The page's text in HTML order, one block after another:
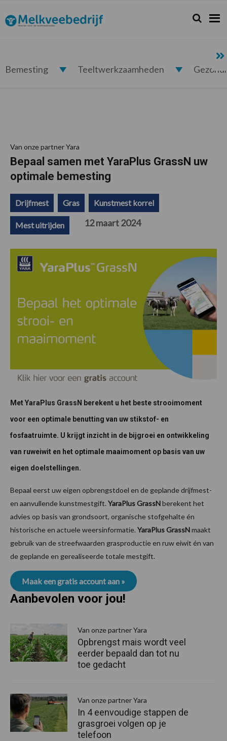
de
hoofdnavigatie
de
hoofd
de
eerste
de
voettekst
Melkveebedrijf.nl Zoeken...
Zoek
Bemesting Teeltwerkzaamheden
Van onze partner Yara
Bepaal samen met YaraPlus GrassN uw
optimale bemesting
Drijfmest Gras Kunstmest korrel
Mest uitrijden 12 maart 2024
Met YaraPlus GrassN berekent u het beste strooimoment
voor een optimale benutting van uw stikstof- en
fosfaatruimte. U krijgt inzicht in de bijgroei en ontwikkeling
van ruweiwit en het optimale maaimoment op basis van uw
eigen doelstellingen.
Bepaal eerst uw eigen opbrengstdoel en de geplande drijfmest-
en aanvullende kunstmestgift. YaraPlus GrassNberekent het
advies op basis van grondsoort, organische stofgehalte én
historische en actuele weersinformatie. YaraPlus GrassNmaakt
gebruik van de streefwaarden grasproductie en ruw eiwit én van
de geplande en gerealiseerde totale mestgift.
Maak een gratis account aan »
Aanbevolen voor jou!
Van onze partner Yara
Opbrengst mais wordt veel
eerder bepaald dan tot nu
toe gedacht
Van onze partner Yara
In 4 eenvoudige stappen de
grasgroei volgen op je
telefoon